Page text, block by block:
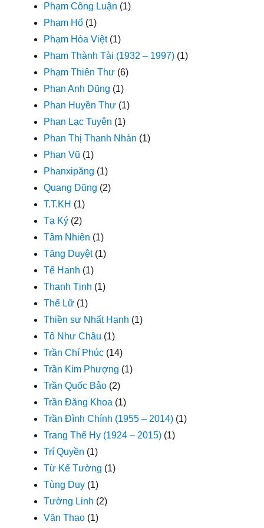
Phạm Công Luận (1)
Phạm Hổ (1)
Phạm Hòa Việt(1)
Phạm Thành Tài (1932 – 1997) (1)
Phạm Thiên Thư (6)
Phan Anh Dũng (1)
Phan Huyền Thư (1)
Phan Lạc Tuyên (1)
Phan Thị Thanh Nhàn (1)
Phan Vũ (1)
Phanxipăng (1)
Quang Dũng (2)
T.T.KH (1)
Tạ Ký (2)
Tâm Nhiên (1)
Tăng Duyệt(1)
Tế Hanh (1)
Thanh Tịnh (1)
Thế Lữ (1)
Thiền sư Nhất Hạnh (1)
Tô Như Châu (1)
Trần Chí Phúc (14)
Trần Kim Phượng (1)
Trần Quốc Bảo (2)
Trần Đăng Khoa (1)
Trần Đình Chính (1955 – 2014) (1)
Trang Thế Hy (1924 – 2015) (1)
Trí Quyền (1)
Từ Kế Tường (1)
Tùng Duy (1)
Tường Linh (2)
Văn Thao (1)